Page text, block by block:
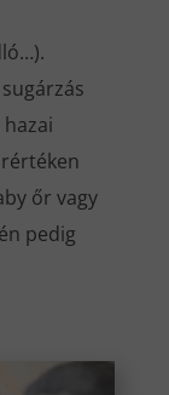
őr vagy
pedig